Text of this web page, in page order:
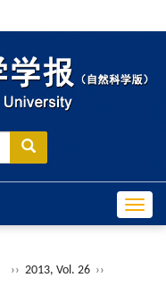
›› 2013, Vol. 26 ››